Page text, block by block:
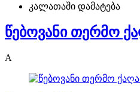
კალათაში დამატება
წებოვანი თერმო
A